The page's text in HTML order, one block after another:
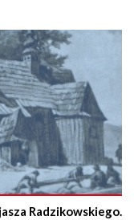
Radzikowskiego.